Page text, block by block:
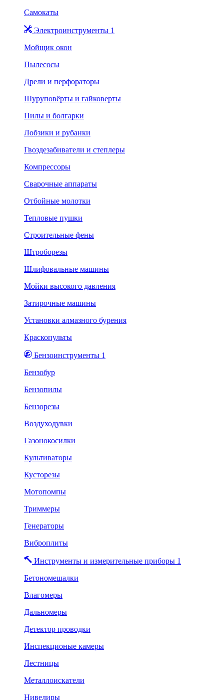
Самокаты
Электроинструменты 1
Мойщик окон
Пылесосы
Дрели и перфораторы
Шуруповёрты и гайковерты
Пилы и болгарки
Лобзики и рубанки
Гвоздезабиватели и степлеры
Компрессоры
Сварочные аппараты
Отбойные молотки
Тепловые пушки
Строительные фены
Штроборезы
Шлифовальные машины
Мойки высокого давления
Затирочные машины
Установки алмазного бурения
Краскопульты
Бензоинструменты 1
Бензобур
Бензопилы
Бензорезы
Воздуходувки
Газонокосилки
Культиваторы
Кусторезы
Мотопомпы
Триммеры
Генераторы
Виброплиты
Инструменты и измерительные приборы 1
Бетономешалки
Влагомеры
Дальномеры
Детектор проводки
Инспекционые камеры
Лестницы
Металлоискатели
Нивелиры